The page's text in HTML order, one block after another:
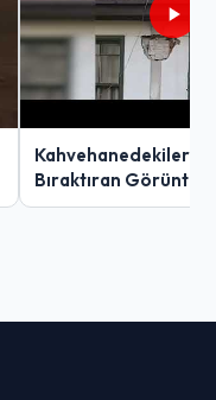
Kahvehanedekiler
Bıraktıran Görüntü!